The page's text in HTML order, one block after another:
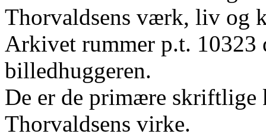
Thorvaldsens værk, liv og
Arkivet rummer p.t.
billedhuggeren.
De er de primære
Thorvaldsens virke.